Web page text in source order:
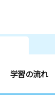
学習の流れ